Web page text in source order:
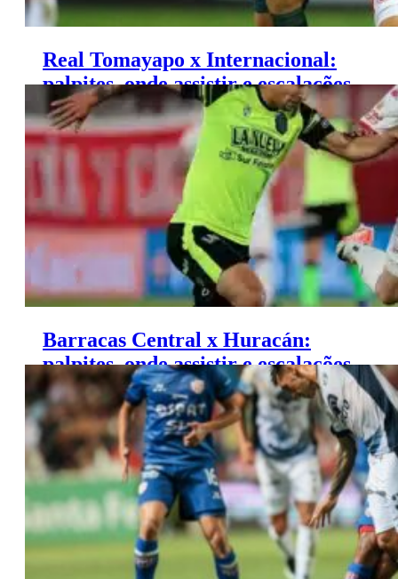
Real Tomayapo x Internacional:
palpites, onde assistir e escalações
– Sulamericana (04/06)
Barracas Central x Huracán:
palpites, onde assistir e escalações
– Campeonato Argentino (04/06)